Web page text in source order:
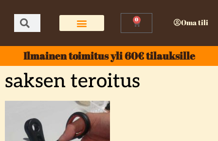
0 Oma tili
Ilmainen toimitus yli 60€ tilauksille
saksen teroitus